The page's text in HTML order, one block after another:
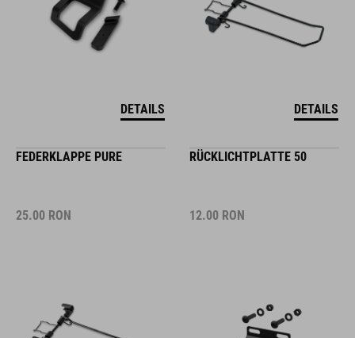
DETAILS DETAILS
FEDERKLAPPE PURE
25.00 RON
RÜCKLICHTPLATTE 50
12.00 RON